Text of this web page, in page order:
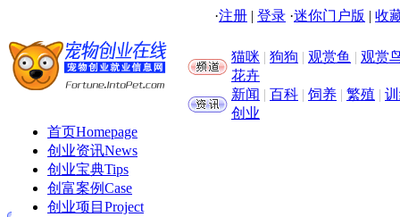
·注册 | 登录 ·迷你门户版 | 收
猫咪 | 狗狗 | 观赏鱼 | 观赏
花卉
新闻 | 百科 | 饲养 | 繁殖 |
创业
首页Homepage
创业资讯News
创业宝典Tips
创富案例Case
创业项目 Project